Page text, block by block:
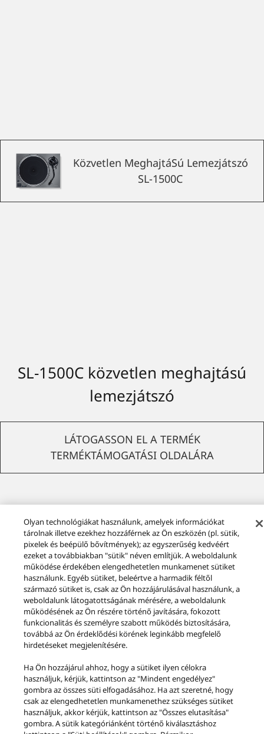
Közvetlen MeghajtáSú Lemezjátszó
SL-1500C
SL-1500C közvetlen meghajtású
lemezjátszó
LÁTOGASSON EL A TERMÉK
TERMÉKTÁMOGATÁSI OLDALÁRA
Környezetbarát tervezésre vonaktozó információk
letöltése
Termékek
Premium Class
Közvetlen MeghajtáSú Lemezjátszó SL-1500C
SL-1500C
Facebook X YouTube
Instagram
Felhasználási feltételek
Adatvédelem
Süti (cookie) Szabályzat
Hozzáférés
Akadályok jelzése
EU Data Act
JOGSZABÁLYI SZAVATOSSÁG
Area/Country
Olyan technológiákat használunk, amelyek információkat
tárolnak illetve ezekhez hozzáférnek az Ön eszközén (pl. sütik,
pixelek és beépülő bővítmények); az egyszerűség kedvéért
ezeket a továbbiakban "sütik" néven említjük. A weboldalunk
működése érdekében elengedhetetlen munkamenet sütiket
használunk. Egyéb sütiket, beleértve a harmadik féltől
származó sütiket is, csak az Ön hozzájárulásával használunk, a
weboldalunk látogatottságának mérésére, a weboldalunk
működésének az Ön részére történő javítására, fokozott
funkcionalitás és személyre szabott működés biztosítására,
továbbá az Ön érdeklődési körének leginkább megfelelő
hirdetéseket megjelenítésére.
Ha Ön hozzájárul ahhoz, hogy a sütiket ilyen célokra
használjuk, kérjük, kattintson az "Mindent engedélyez"
gombra az összes süti elfogadásához. Ha azt szeretné, hogy
csak az elengedhetetlen munkamenethez szükséges sütiket
használjuk, akkor kérjük, kattintson az "Összes elutasítása"
gombra. A sütik kategóriánként történő kiválasztáshoz